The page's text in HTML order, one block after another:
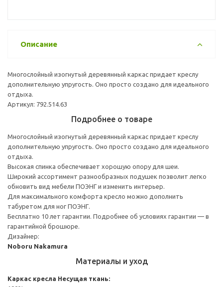
Описание
Многослойный изогнутый деревянный каркас придает креслу
дополнительную упругость. Оно просто создано для идеального
отдыха.
Артикул: 792.514.63
Подробнее о товаре
Многослойный изогнутый деревянный каркас придает креслу
дополнительную упругость. Оно просто создано для идеального
отдыха.
Высокая спинка обеспечивает хорошую опору для шеи.
Широкий ассортимент разнообразных подушек позволит легко
обновить вид мебели ПОЭНГ и изменить интерьер.
Для максимального комфорта кресло можно дополнить
табуретом для ног ПОЭНГ.
Бесплатно 10 лет гарантии. Подробнее об условиях гарантии — в
гарантийной брошюре.
Дизайнер:
Noboru Nakamura
Материалы и уход
Каркас кресла Несущая ткань: